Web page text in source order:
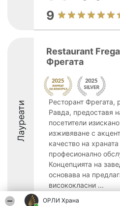
ОРЛИ Храна
9
Лауреати
Restaurant
Фрегата
Ресторант Фрегата,
Равда, предоставя
посетители
изживяване с
качество на храната
професионално
Концепцията на
основава на
висококласни ...